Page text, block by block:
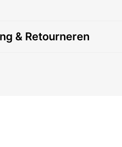
& Retourneren